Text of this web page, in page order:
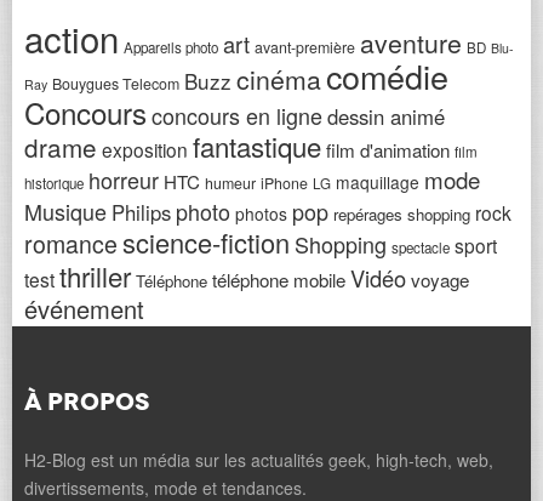
action Appareils photo art avant-première aventure BD Blu-
Ray Bouygues Telecom Buzz cinémacomédie
Concoursconcours en lignedessin animé
drame exposition fantastiquefilm d'animation film
historique horreur HTC humeur iPhone LG maquillage mode
Musique Philips photo photos pop repérages shopping rock
romancescience-fiction Shopping spectacle sport
testthriller Téléphone téléphone mobileVidéovoyage
événement
À PROPOS
H2-Blog est un média sur les actualités geek, high-tech, web,
divertissements, mode et tendances.